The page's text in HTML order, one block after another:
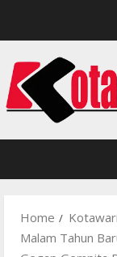
Home
Malam Tahun